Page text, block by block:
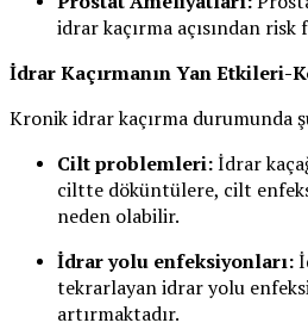
idrar kaçırma açısından risk
İdrar Kaçırmanın Yan Etkileri-
Kronik idrar kaçırma durumunda
Cilt problemleri:İdrar
ciltte döküntülere, cilt
neden olabilir.
İdrar yolu enfeksiyonları:
tekrarlayan idrar yolu
artırmaktadır.